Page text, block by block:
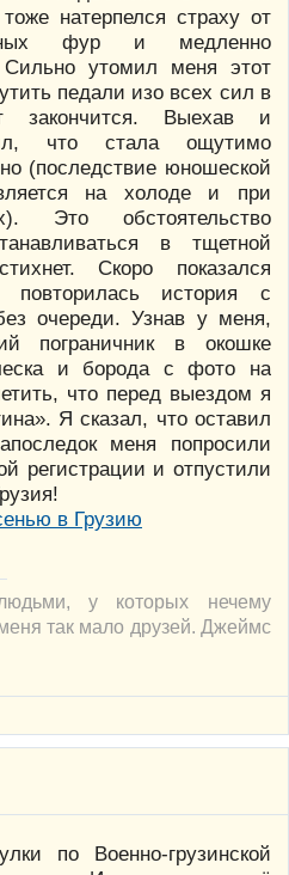
натерпелся страху от
фур и медленно
утомил меня этот
педали изо всех сил в
закончится. Выехав и
что стала ощутимо
(последствие юношеской
на холоде и при
Это обстоятельство
в тщетной
Скоро показался
история с
очереди. Узнав у меня,
пограничник в окошке
и борода с фото на
что перед выездом я
Я сказал, что оставил
меня попросили
регистрации и отпустили
у которых нечему
так мало друзей. Джеймс
по Военно-грузинской